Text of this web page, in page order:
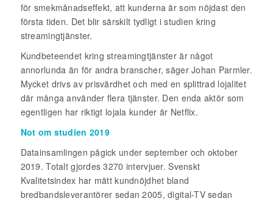
för smekmånadseffekt, att kunderna är som nöjdast den
första tiden. Det blir särskilt tydligt i studien kring
streamingtjänster.
Kundbeteendet kring streamingtjänster är något
annorlunda än för andra branscher, säger Johan Parmler.
Mycket drivs av prisvärdhet och med en splittrad lojalitet
där många använder flera tjänster. Den enda aktör som
egentligen har riktigt lojala kunder är Netflix.
Not om studien 2019
Datainsamlingen pågick under september och oktober
2019. Totalt gjordes 3270 intervjuer. Svenskt
Kvalitetsindex har mätt kundnöjdhet bland
bredbandsleverantörer sedan 2005, digital-TV sedan